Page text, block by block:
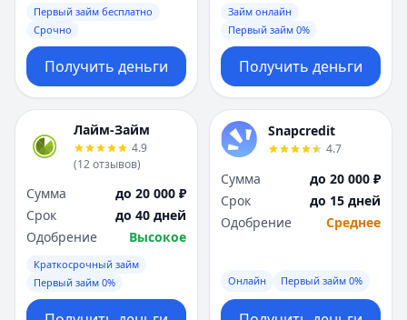
Первый займ бесплатно
Срочно
Получить деньги
Займ онлайн
Первый займ 0%
Получить деньги
Лайм-Займ
4.9
(12отзывов)
Сумма
до 20 000 ₽
Срок
до 40 дней
Одобрение
Высокое
Краткосрочный займ
Первый займ 0%
Snapcredit
4.7
Сумма
до 20 000 ₽
Срок
до 15 дней
Одобрение
Среднее
Онлайн Первый займ 0%